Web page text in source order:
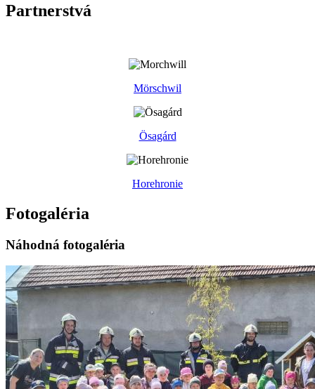
Partnerstvá
Mörschwil
Ösagárd
Horehronie
Fotogaléria
Náhodná fotogaléria